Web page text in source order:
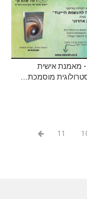
- מאמנת אישית
מוסמכת...
11